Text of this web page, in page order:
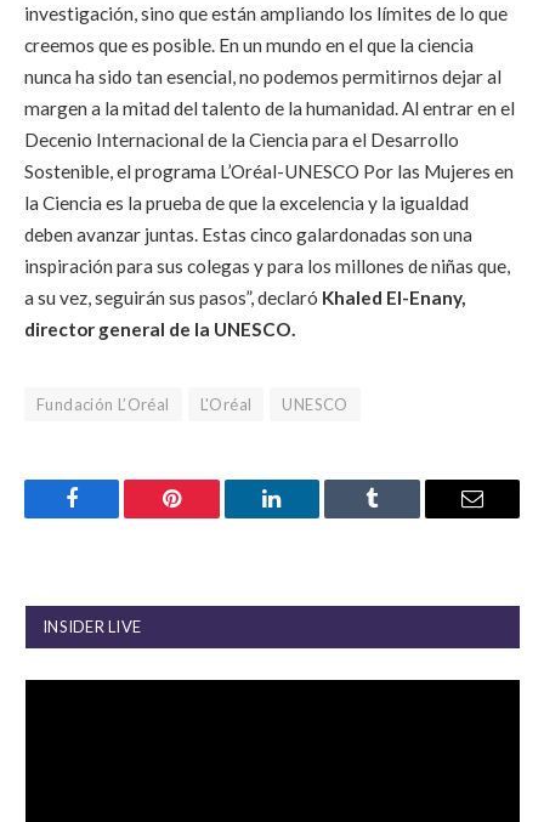
investigación, sino que están ampliando los límites de lo que
creemos que es posible. En un mundo en el que la ciencia
nunca ha sido tan esencial, no podemos permitirnos dejar al
margen a la mitad del talento de la humanidad. Al entrar en el
Decenio Internacional de la Ciencia para el Desarrollo
Sostenible, el programa L’Oréal-UNESCO Por las Mujeres en
la Ciencia es la prueba de que la excelencia y la igualdad
deben avanzar juntas. Estas cinco galardonadas son una
inspiración para sus colegas y para los millones de niñas que,
a su vez, seguirán sus pasos”, declaró Khaled El-Enany,
director general de la UNESCO.
Fundación L’Oréal L'Oréal UNESCO
Facebook Pinterest LinkedIn Tumblr Email
INSIDER LIVE